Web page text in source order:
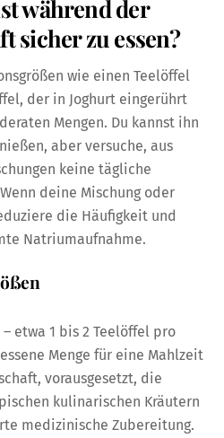
während der
sicher zu essen?
wie einen Teelöffel
der in Joghurt eingerührt
Mengen. Du kannst ihn
aber versuche, aus
keine tägliche
deine Mischung oder
die Häufigkeit und
Natriumaufnahme.
etwa 1 bis 2 Teelöffel pro
Menge für eine Mahlzeit
vorausgesetzt, die
kulinarischen Kräutern
medizinische Zubereitung.